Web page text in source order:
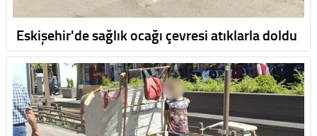
Eskişehir'de sağlık ocağı çevresi atıklarla doldu